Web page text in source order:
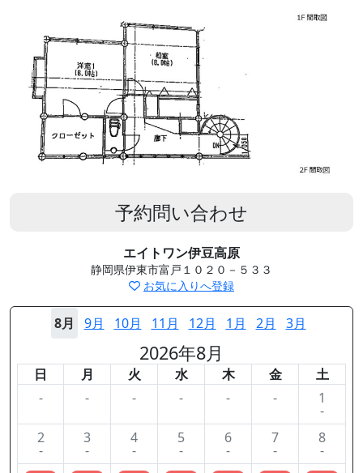
予約問い合わせ
エイトワン伊豆高原
静岡県伊東市富戸１０２０－５３３
お気に入りへ登録
8月 9月 10月 11月 12月 1月 2月 3月
2026年8月
日 月 火 水 木 金
土
-
- - - - - 1
-
2
-
3
-
4
-
5
-
6
-
7
-
8
-